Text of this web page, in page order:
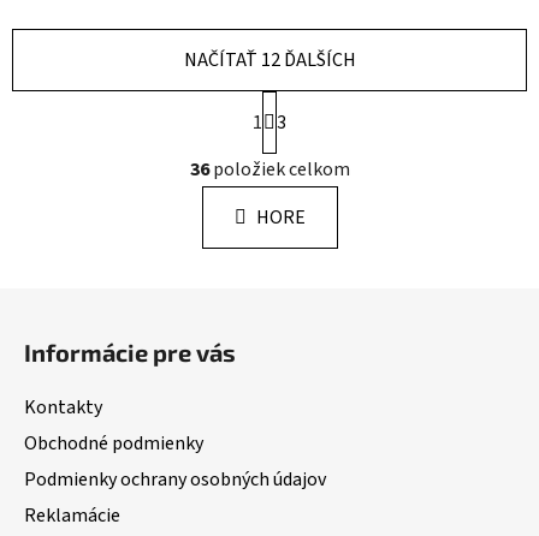
O
v
á
d
k
y
NAČÍTAŤ 12 ĎALŠÍCH
S
t
r
á
n
k
1 3
36položiek celkom
HORE
Informácie pre vás
Kontakty
Obchodné podmienky
Podmienky ochrany osobných údajov
Reklamácie